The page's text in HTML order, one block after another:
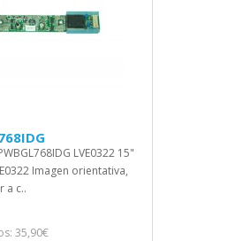
LVE0322 15"
Imagen orientativa,
a c..
35,90€